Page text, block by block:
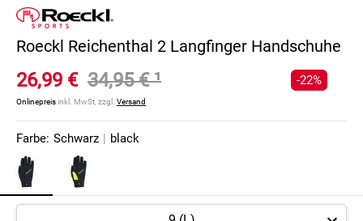
Roeckl Reichenthal 2 Langfinger Handschuhe
26,99 € 34,95 €¹
Onlinepreisinkl. MwSt, zzgl. Versand
-22%
Farbe: Schwarz | black